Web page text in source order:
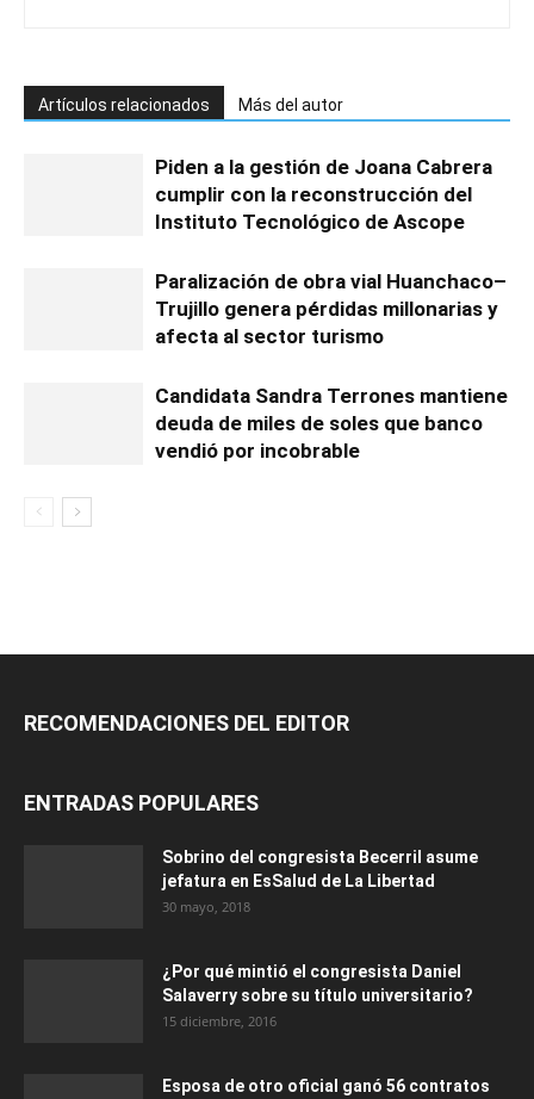
Artículos relacionados Más del autor
Piden a la gestión de Joana Cabrera
cumplir con la reconstrucción del
Instituto Tecnológico de Ascope
Paralización de obra vial Huanchaco–
Trujillo genera pérdidas millonarias y
afecta al sector turismo
Candidata Sandra Terrones mantiene
deuda de miles de soles que banco
vendió por incobrable
RECOMENDACIONES DEL EDITOR
ENTRADAS POPULARES
Sobrino del congresista Becerril asume
jefatura en EsSalud de La Libertad
30 mayo, 2018
¿Por qué mintió el congresista Daniel
Salaverry sobre su título universitario?
15 diciembre, 2016
Esposa de otro oficial ganó 56 contratos